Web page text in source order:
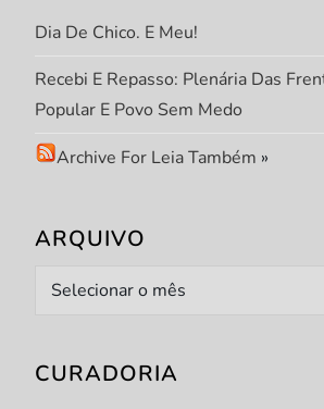
Dia De Chico. E Meu!
Recebi E Repasso: Plenária Das
Popular E Povo Sem Medo
Archive For Leia Também »
ARQUIVO
Arquivo
CURADORIA